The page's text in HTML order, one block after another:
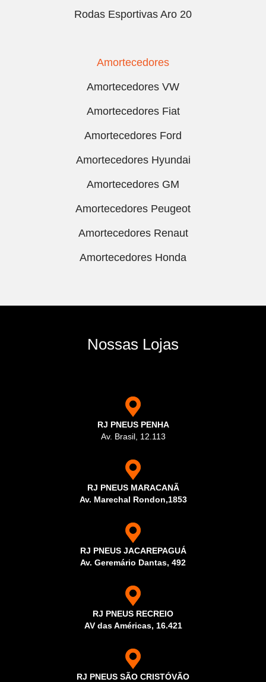
Rodas Esportivas Aro 20
Amortecedores
Amortecedores VW
Amortecedores Fiat
Amortecedores Ford
Amortecedores Hyundai
Amortecedores GM
Amortecedores Peugeot
Amortecedores Renaut
Amortecedores Honda
Nossas Lojas
RJ PNEUS PENHA
Av. Brasil, 12.113
RJ PNEUS MARACANÃ
Av. Marechal Rondon,1853
RJ PNEUS JACAREPAGUÁ
Av. Geremário Dantas, 492
RJ PNEUS RECREIO
AV das Américas, 16.421
RJ PNEUS SÃO CRISTÓVÃO